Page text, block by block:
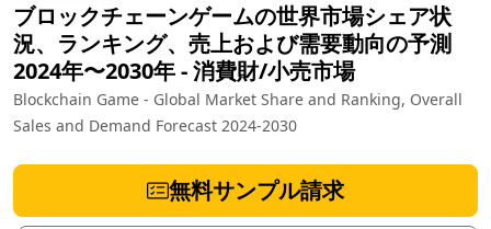
ブロックチェーンゲームの世界市場シェア状
況、ランキング、売上および需要動向の予測
2024年〜2030年‐消費財/小売市場
Blockchain Game - Global Market Share and Ranking, Overall
Sales and Demand Forecast 2024-2030
無料サンプル請求